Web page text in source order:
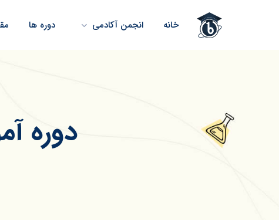
خانه انجمن آکادمی دوره ها
دوره